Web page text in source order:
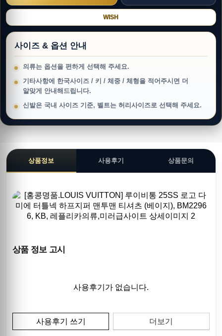
WISH
사이즈 & 옵션 안내
의류는 옵션을 편하게 선택해 주세요.
기타사항에 한국사이즈 / 키 / 체중 / 체형을 적어주시면 더
알맞게 안내해드립니다.
신발은 국내 사이즈 기준, 벨트는 허리사이즈로 선택해 주세요.
상품정보 사용후기 상품문의
상품 정보 고시
사용후기가 없습니다.
사용후기 쓰기 더보기